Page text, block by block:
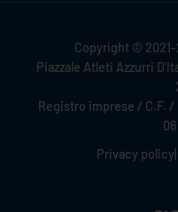
Copyright © 2021-
Piazzale Atleti Azzurri
Registro imprese / C.F. /
Privacy policy